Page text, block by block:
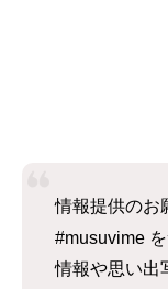
情報提供のお
#musuvime
情報や思い出